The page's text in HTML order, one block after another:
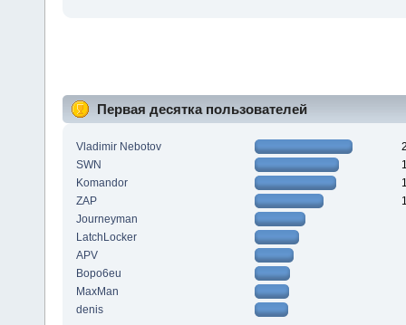
Первая десятка пользователей
Vladimir Nebotov
SWN
Komandor
ZAP
Journeyman
LatchLocker
APV
Bopo6eu
MaxMan
denis